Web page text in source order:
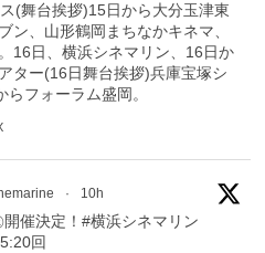
(舞台挨拶)15日から大分玉津東
ン、山形鶴岡まちなかキネマ、
16日、横浜シネマリン、16日か
ター(16日舞台挨拶)兵庫宝塚シ
フォーラム盛岡。
· 10h
開催決定！#横浜シネマリン
回